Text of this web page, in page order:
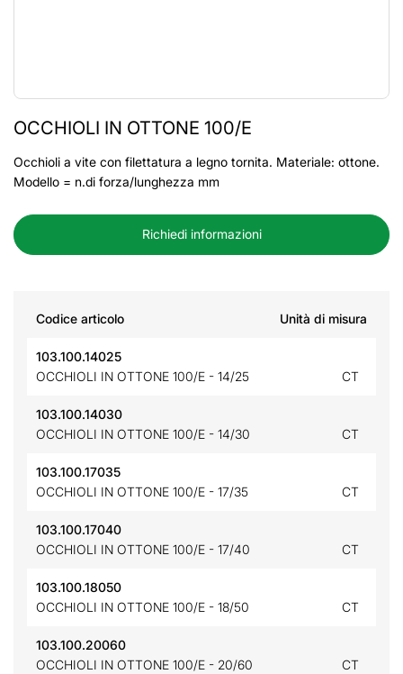
OCCHIOLI IN OTTONE 100/E
Occhioli a vite con filettatura a legno tornita. Materiale: ottone.
Modello = n.di forza/lunghezza mm
Richiedi informazioni
Codice articolo Unità di misura
103.100.14025
OCCHIOLI IN OTTONE 100/E - 14/25
CT
103.100.14030
OCCHIOLI IN OTTONE 100/E - 14/30
CT
103.100.17035
OCCHIOLI IN OTTONE 100/E - 17/35
CT
103.100.17040
OCCHIOLI IN OTTONE 100/E - 17/40
CT
103.100.18050
OCCHIOLI IN OTTONE 100/E - 18/50
CT
103.100.20060
OCCHIOLI IN OTTONE 100/E - 20/60
CT